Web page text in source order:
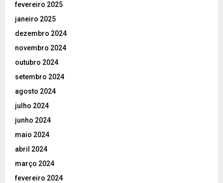
fevereiro 2025
janeiro 2025
dezembro 2024
novembro 2024
outubro 2024
setembro 2024
agosto 2024
julho 2024
junho 2024
maio 2024
abril 2024
março 2024
fevereiro 2024